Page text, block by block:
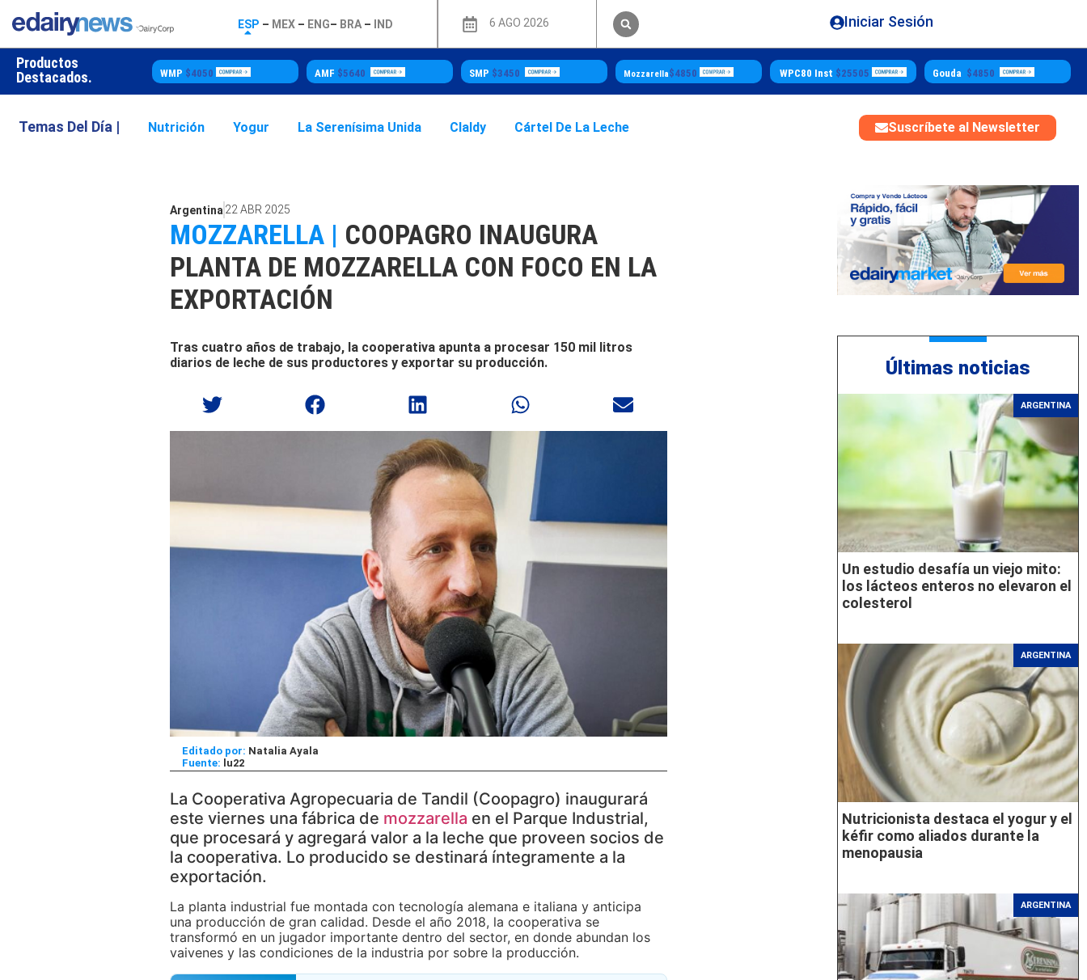
ESP – MEX– ENG– BRA– IND 6 AGO 2026 Iniciar Sesión
Productos
Destacados.
WMP$4050 AMF $5640 SMP $3450 Mozzarella$4850 WPC80 Inst$25505 Gouda$4850 Butter $5500
Temas Del Día | Nutrición Yogur La Serenísima Unida Claldy Cártel De La Leche Suscríbete al Newsletter
Argentina 22 ABR 2025
MOZZARELLA | COOPAGRO INAUGURA
PLANTA DE MOZZARELLA CON FOCO EN LA
EXPORTACIÓN
Tras cuatro años de trabajo, la cooperativa apunta a procesar 150 mil litros
diarios de leche de sus productores y exportar su producción.
Editado por: Natalia Ayala
lu22
La Cooperativa Agropecuaria de Tandil (Coopagro) inaugurará
este viernes una fábrica de mozzarella en el Parque Industrial,
que procesará y agregará valor a la leche que proveen socios de
la cooperativa. Lo producido se destinará íntegramente a la
exportación.
La planta industrial fue montada con tecnología alemana e italiana y anticipa
una producción de gran calidad. Desde el año 2018, la cooperativa se
transformó en un jugador importante dentro del sector, en donde abundan los
vaivenes y las condiciones de la industria por sobre la producción.
Últimas noticias
ARGENTINA
Un estudio desafía un viejo mito:
los lácteos enteros no elevaron el
colesterol
ARGENTINA
Nutricionista destaca el yogur y el
kéfir como aliados durante la
menopausia
ARGENTINA